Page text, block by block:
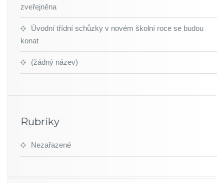
zveřejněna
Úvodní třídní schůzky v novém školní roce se budou
konat
(žádný název)
Rubriky
Nezařazené